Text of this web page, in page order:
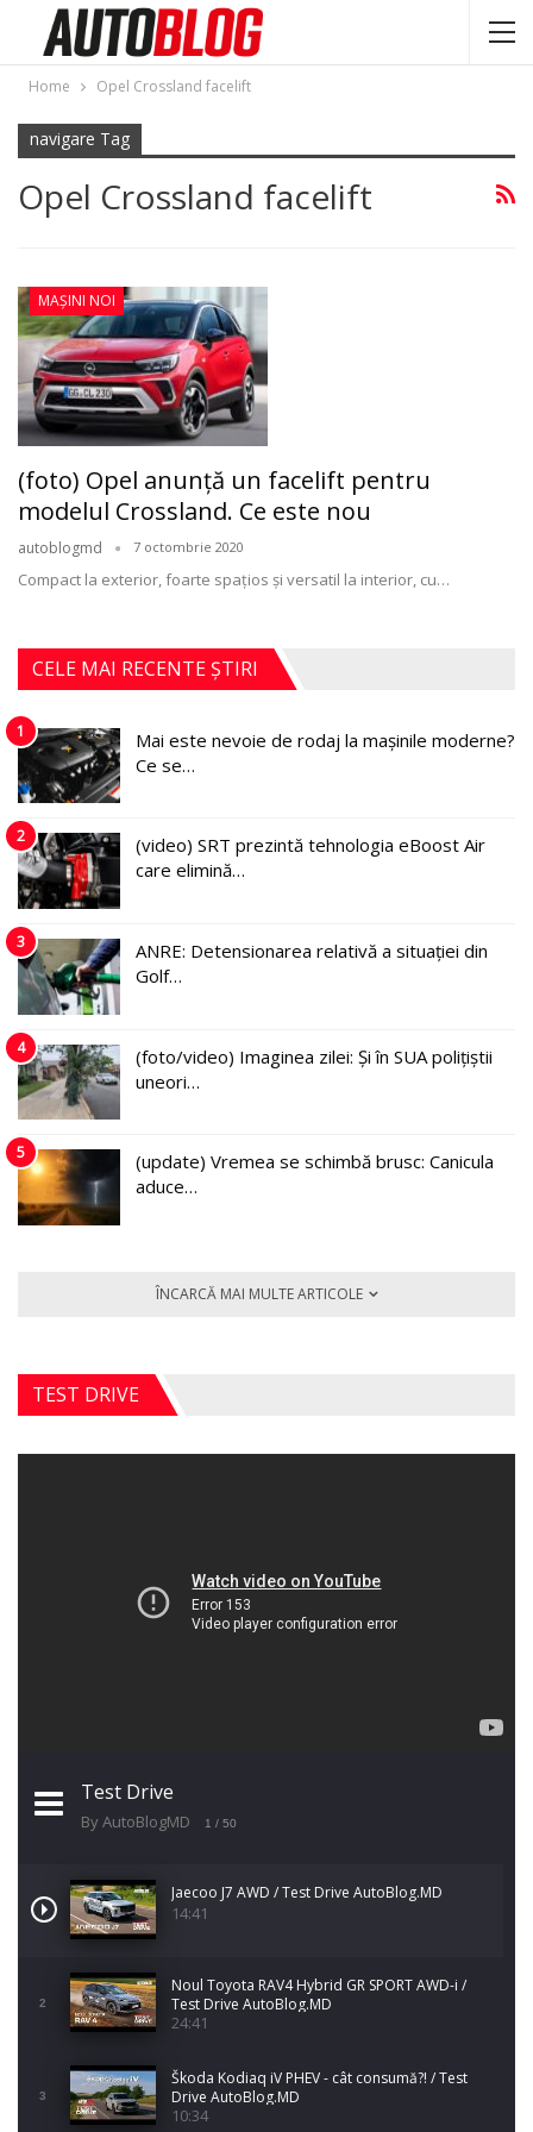
Home Opel Crossland facelift
navigare Tag
Opel Crossland facelift
MAȘINI NOI
(foto) Opel anunţă un facelift pentru
modelul Crossland. Ce este nou
autoblogmd 7 octombrie 2020
Compact la exterior, foarte spațios și versatil la interior, cu…
CELE MAI RECENTE ȘTIRI
1
Mai este nevoie de rodaj la mașinile moderne?
Ce se…
2
(video) SRT prezintă tehnologia eBoost Air
care elimină…
3
ANRE: Detensionarea relativă a situației din
Golf…
4
(foto/video) Imaginea zilei: Și în SUA polițiștii
uneori…
5
(update) Vremea se schimbă brusc: Canicula
aduce…
ÎNCARCĂ MAI MULTE ARTICOLE
TEST DRIVE
Test Drive
By AutoBlogMD 1 / 50
Jaecoo J7 AWD / Test Drive AutoBlog.MD
14:41
2
Noul Toyota RAV4 Hybrid GR SPORT AWD-i /
Test Drive AutoBlog.MD
24:41
3
Škoda Kodiaq iV PHEV - cât consumă?! / Test
Drive AutoBlog.MD
10:34